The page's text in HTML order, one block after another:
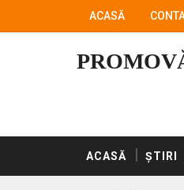
ACASĂ
ACASĂ ȘTIRI